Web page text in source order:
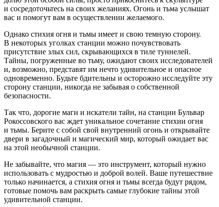
и сосредоточьтесь на своих желаниях. Огонь и тьма услышат
вас и помогут вам в осуществлении желаемого.
Однако стихия огня и тьмы имеет и свою темную сторону.
В некоторых уголках станции можно почувствовать
присутствие злых сил, скрывающихся в тиле туннелей.
Тайны, погруженные во тьму, ожидают своих исследователей
и, возможно, представят им нечто удивительное и опасное
одновременно. Будьте бдительны и осторожно исследуйте эту
сторону станции, никогда не забывая о собственной
безопасности.
Так что, дорогие маги и искатели тайн, на станции Бульвар
Рокоссовского вас ждет уникальное сочетание стихии огня
и тьмы. Берите с собой свой внутренний огонь и открывайте
двери в загадочный и магический мир, который ожидает вас
на этой необычной станции.
Не забывайте, что магия — это инструмент, который нужно
использовать с мудростью и доброй волей. Ваше путешествие
только начинается, а стихия огня и тьмы всегда будут рядом,
готовые помочь вам раскрыть самые глубокие тайны этой
удивительной станции.